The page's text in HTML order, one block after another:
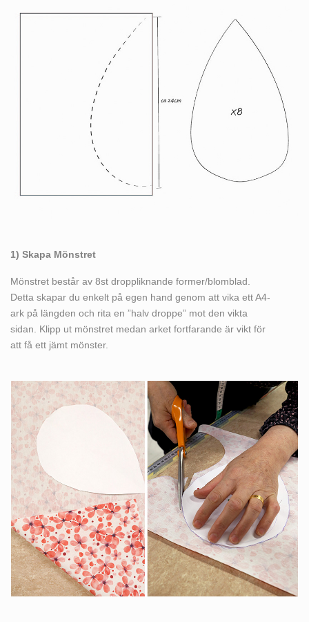
1) Skapa Mönstret
Mönstret består av 8st droppliknande former/blomblad.
Detta skapar du enkelt på egen hand genom att vika ett A4-
ark på längden och rita en ”halv droppe” mot den vikta
sidan. Klipp ut mönstret medan arket fortfarande är vikt för
att få ett jämt mönster.